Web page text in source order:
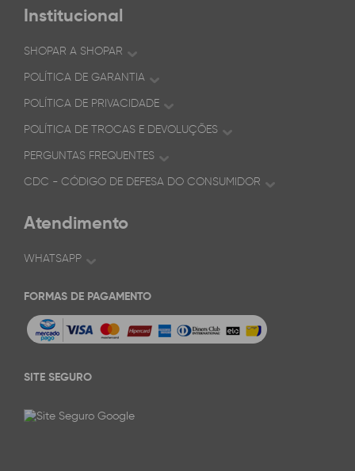
Institucional
SHOPAR A SHOPAR
POLÍTICA DE GARANTIA
POLÍTICA DE PRIVACIDADE
POLÍTICA DE TROCAS E DEVOLUÇÕES
PERGUNTAS FREQUENTES
CDC - CÓDIGO DE DEFESA DO CONSUMIDOR
Atendimento
WHATSAPP
FORMAS DE PAGAMENTO
SITE SEGURO